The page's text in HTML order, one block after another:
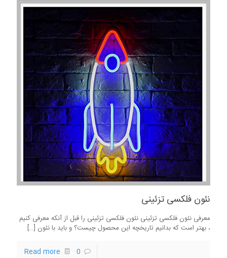
نئون فلکسی تزئینی
معرفی نئون فلکسی تزئینی نئون فلکسی تزئینی را قبل از آنکه معرفی کنیم
، بهتر است که بدانیم تاریخچه این محصول چیست؟ و باید با نئون […]
0
Read more